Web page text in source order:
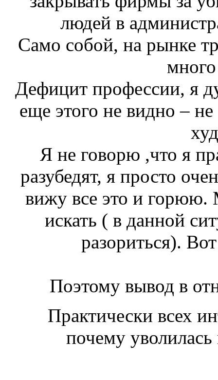
людей в
Само собой, на рынке
Дефицит профессии, я
еще этого не видно –
Я не говорю ,что я
разубедят, я просто
вижу все это и горюю.
искать ( в данной
разориться).
Поэтому вывод в
Практически всех
почему